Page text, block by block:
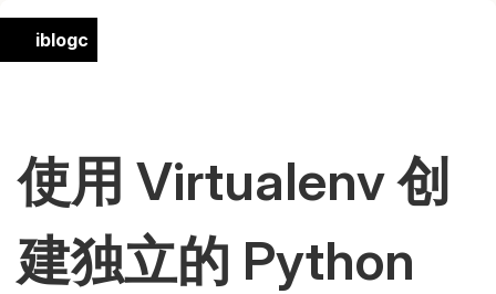
iblogc
使用 Virtualenv 创
建独立的 Python